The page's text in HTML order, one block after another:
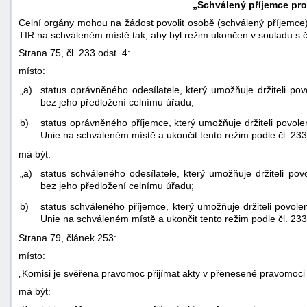
„Schválený příjemce
Celní orgány mohou na žádost povolit osobě (schválený
TIR na schváleném místě tak, aby byl režim ukončen v souladu s
Strana 75, čl. 233 odst. 4:
místo:
„a)
status oprávněného odesílatele, který umožňuje držiteli
bez jeho předložení celnímu úřadu;
b)
status oprávněného příjemce, který umožňuje držiteli
Unie na schváleném místě a ukončit tento režim podle čl.
má být:
„a)
status schváleného odesílatele, který umožňuje držiteli
bez jeho předložení celnímu úřadu;
b)
status schváleného příjemce, který umožňuje držiteli
Unie na schváleném místě a ukončit tento režim podle čl.
Strana 79, článek 253:
místo:
„Komisi je svěřena pravomoc přijímat akty v přenesené
má být: